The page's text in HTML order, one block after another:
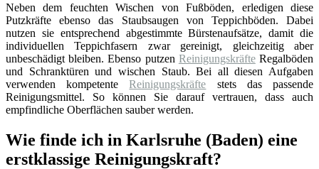
Neben dem feuchten Wischen von Fußböden, erledigen diese
Putzkräfte ebenso das Staubsaugen von Teppichböden. Dabei
nutzen sie entsprechend abgestimmte Bürstenaufsätze, damit die
individuellen Teppichfasern zwar gereinigt, gleichzeitig aber
unbeschädigt bleiben. Ebenso putzen ReinigungskräfteRegalböden
und Schranktüren und wischen Staub. Bei all diesen Aufgaben
verwenden kompetenteReinigungskräfte stets das passende
Reinigungsmittel. So können Sie darauf vertrauen, dass auch
empfindliche Oberflächen sauber werden.
Wie finde ich in Karlsruhe (Baden) eine
erstklassige Reinigungskraft?